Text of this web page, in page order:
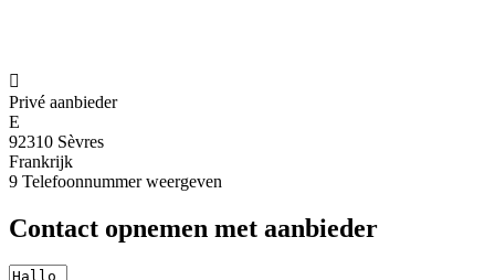

Privé aanbieder
E
92310 Sèvres
Frankrijk
9 Telefoonnummer weergeven
Contact opnemen met aanbieder